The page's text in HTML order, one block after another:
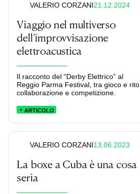
VALERIO CORZANI21.12.2024
Viaggio nel multiverso
dell’improvvisazione
elettroacustica
Il racconto del “Derby Elettrico” al
Reggio Parma Festival, tra gioco e rito,
collaborazione e competizione.
ARTICOLO
VALERIO CORZANI13.06.2023
La boxe a Cuba è una cosa
seria